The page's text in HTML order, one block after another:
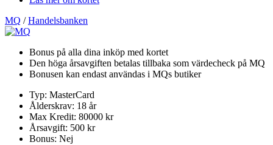
MQ /Handelsbanken
Bonus på alla dina inköp med kortet
Den höga årsavgiften betalas tillbaka som värdecheck på MQ
Bonusen kan endast användas i MQs butiker
Typ: MasterCard
Ålderskrav: 18 år
Max Kredit: 80000 kr
Årsavgift: 500 kr
Bonus: Nej